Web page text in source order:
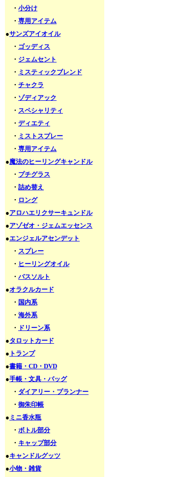
・ 小分け
・ 専用アイテム
●サンズアイオイル
・ ゴッディス
・ ジェムセント
・ ミスティックブレンド
・ チャクラ
・ ゾディアック
・ スペシャリティ
・ ディエティ
・ ミストスプレー
・ 専用アイテム
●魔法のヒーリングキャンドル
・ プチグラス
・ 詰め替え
・ ロング
●アロハエリクサーキュンドル
●アゾゼオ・ジェムエッセンス
●エンジェルアセンデット
・ スプレー
・ ヒーリングオイル
・ バスソルト
●オラクルカード
・ 国内系
・ 海外系
・ ドリーン系
●タロットカード
● トランプ
●書籍・CD・DVD
●手帳・文具・バッグ
・ ダイアリー・プランナー
・ 御朱印帳
● ミニ香水瓶
・ ボトル部分
・ キャップ部分
●キャンドルグッツ
●小物・雑貨